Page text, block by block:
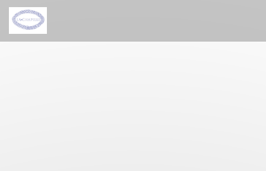
Personnalisation de vos choix en matière de cookies